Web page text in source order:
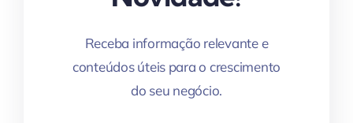
Receba informação relevante e
conteúdos úteis para o crescimento
do seu negócio.